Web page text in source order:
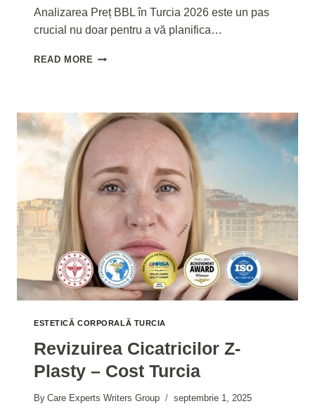
Analizarea Preț BBL în Turcia 2026 este un pas
crucial nu doar pentru a vă planifica…
READ MORE PREȚ
ÎN
TURCIA
2026
ESTETICĂ CORPORALĂ TURCIA
Revizuirea Cicatricilor Z-
Plasty – Cost Turcia
By Care Experts Writers Group septembrie 1, 2025